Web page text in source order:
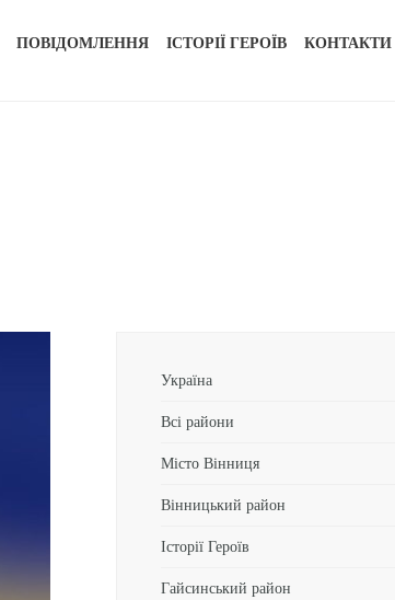
ПОВІДОМЛЕННЯ ІСТОРІЇ ГЕРОЇВ КОНТАКТИ
Україна
Всі райони
Місто Вінниця
Вінницький район
Історії Героїв
Гайсинський район